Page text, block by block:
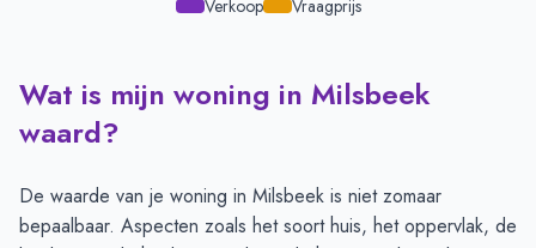
Verkoop Vraagprijs
Prijsontwikkeling per maand -Milsbeek
Vraagprijs
Verkoopprijs
Juli
€ 629.111
September € 616.571
€ 599.687
Wat is mijn woning in Milsbeek
waard?
De waarde van je woning in Milsbeek is niet zomaar
bepaalbaar. Aspecten zoals het soort huis, het oppervlak, de